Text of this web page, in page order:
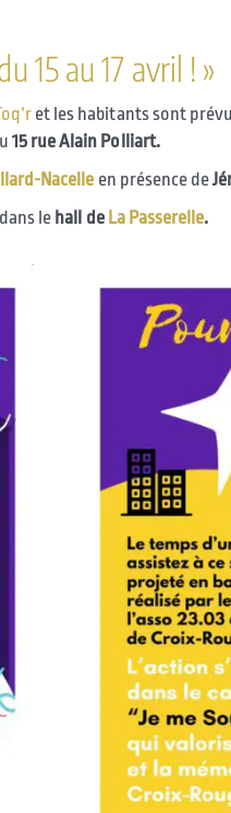
15 au 17 avril ! »
et les habitants sont
15 rue Alain Polliart.
Nacelle en présence de
le hall de La Passerelle.